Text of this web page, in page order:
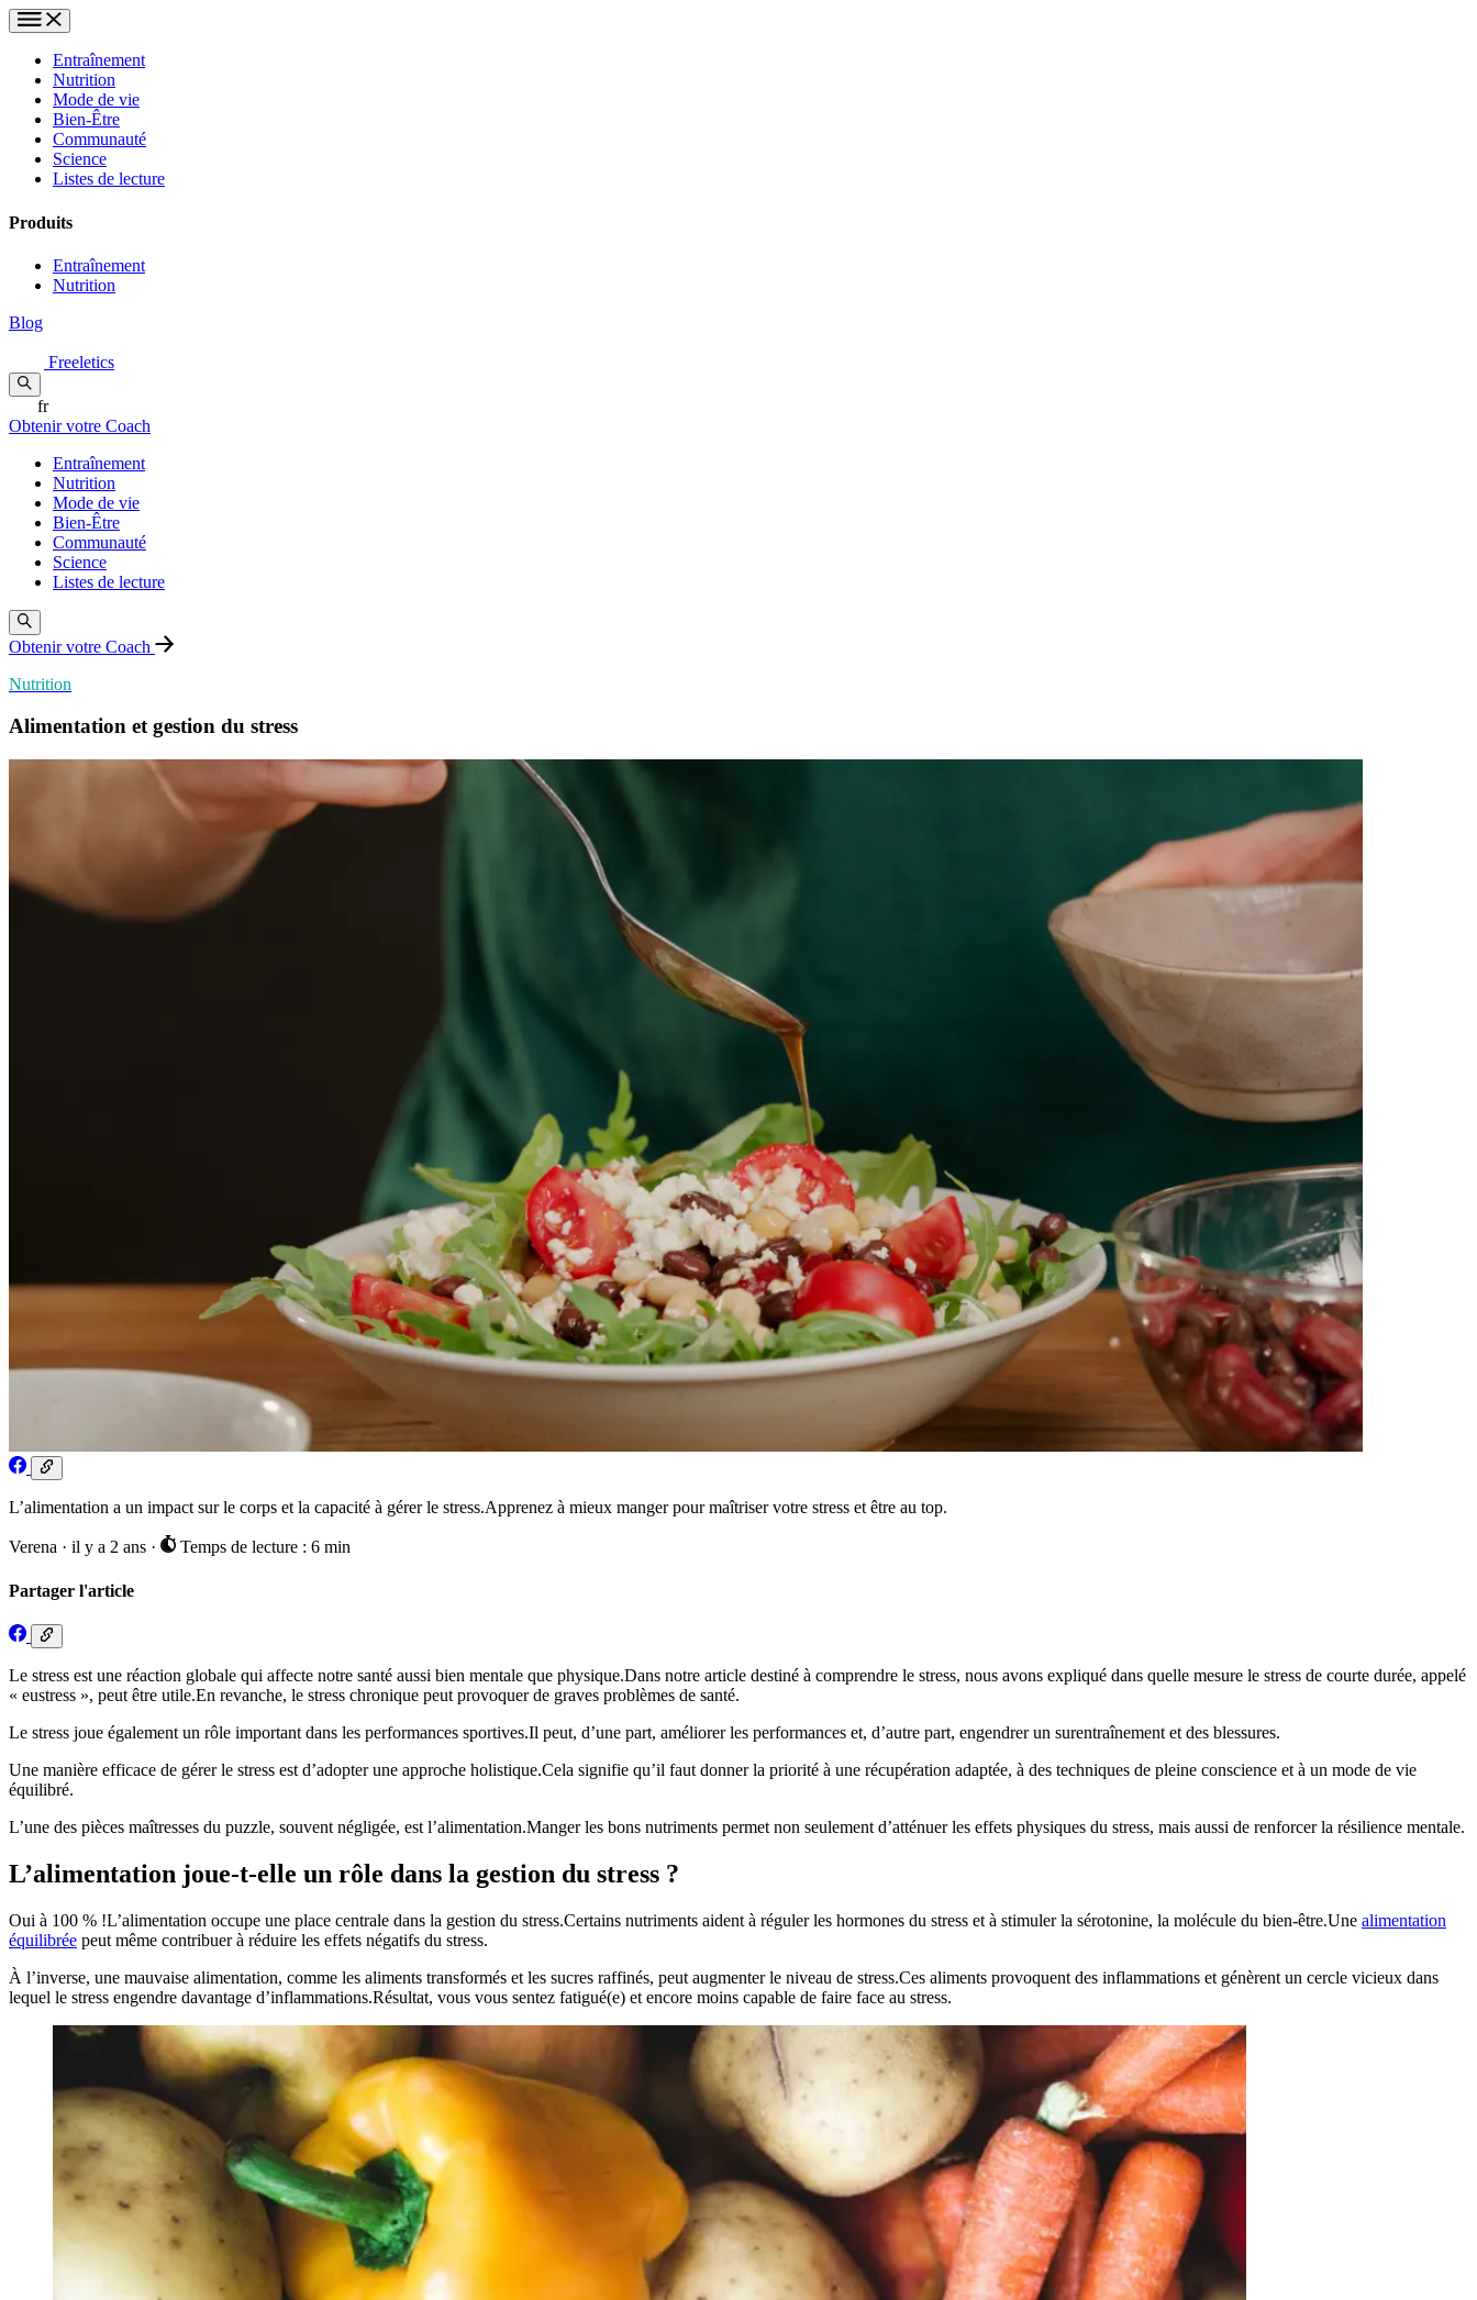
Entraînement
Nutrition
Mode de vie
Bien-Être
Communauté
Science
Listes de lecture
Produits
Entraînement
Nutrition
Blog
Freeletics
fr
Obtenir votre Coach
Entraînement
Nutrition
Mode de vie
Bien-Être
Communauté
Science
Listes de lecture
Obtenir votre Coach
Nutrition
Alimentation et gestion du stress
L’alimentation a un impact sur le corps et la capacité à gérer le stress.Apprenez à mieux manger pour maîtriser votre stress et être au top.
Verena · il y a 2 ans · Temps de lecture : 6 min
Partager l'article
Le stress est une réaction globale qui affecte notre santé aussi bien mentale que physique.Dans notre article destiné à comprendre le stress, nous avons expliqué dans quelle mesure le stress de courte durée, appelé
« eustress », peut être utile.En revanche, le stress chronique peut provoquer de graves problèmes de santé.
Le stress joue également un rôle important dans les performances sportives.Il peut, d’une part, améliorer les performances et, d’autre part, engendrer un surentraînement et des blessures.
Une manière efficace de gérer le stress est d’adopter une approche holistique.Cela signifie qu’il faut donner la priorité à une récupération adaptée, à des techniques de pleine conscience et à un mode de vie
équilibré.
L’une des pièces maîtresses du puzzle, souvent négligée, est l’alimentation.Manger les bons nutriments permet non seulement d’atténuer les effets physiques du stress, mais aussi de renforcer la résilience mentale.
L’alimentation joue-t-elle un rôle dans la gestion du stress ?
Oui à 100 % !L’alimentation occupe une place centrale dans la gestion du stress.Certains nutriments aident à réguler les hormones du stress et à stimuler la sérotonine, la molécule du bien-être.Une alimentation
équilibrée peut même contribuer à réduire les effets négatifs du stress.
À l’inverse, une mauvaise alimentation, comme les aliments transformés et les sucres raffinés, peut augmenter le niveau de stress.Ces aliments provoquent des inflammations et génèrent un cercle vicieux dans
lequel le stress engendre davantage d’inflammations.Résultat, vous vous sentez fatigué(e) et encore moins capable de faire face au stress.